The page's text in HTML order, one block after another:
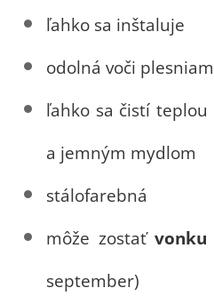
ľahko sa inštaluje
odolná voči plesniam
ľahko sa čistí
a jemným mydlom
stálofarebná
môže zostať vonku
september)